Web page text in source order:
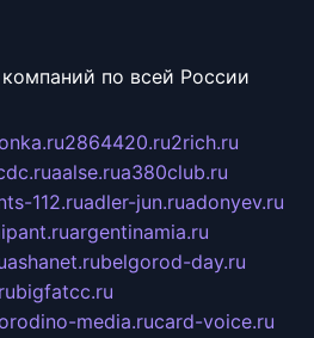
по всей России
2864420.ru2rich.ru
aalse.rua380club.ru
112.ruadler-jun.ruadonyev.ru
argentinamia.ru
ashanet.rubelgorod-day.ru
bigfatcc.ru
media.rucard-voice.ru